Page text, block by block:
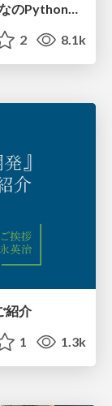
2 8.1k
紹介
1 1.3k